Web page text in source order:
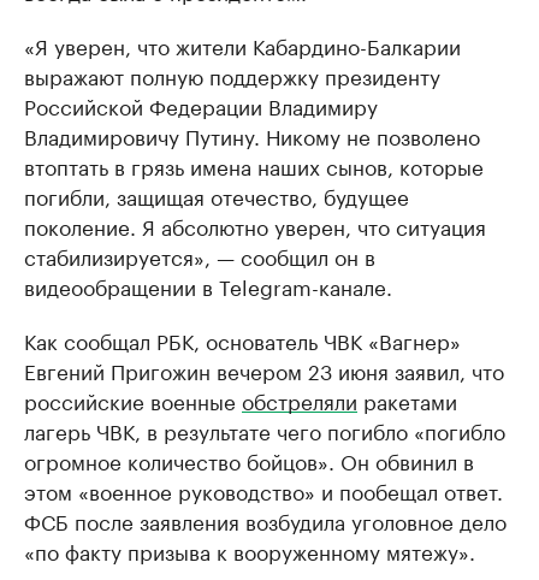
«Я уверен, что жители Кабардино-Балкарии
выражают полную поддержку президенту
Российской Федерации Владимиру
Владимировичу Путину. Никому не позволено
втоптать в грязь имена наших сынов, которые
погибли, защищая отечество, будущее
поколение. Я абсолютно уверен, что ситуация
стабилизируется», — сообщил он в
видеообращении в Telegram-канале.
Как сообщал РБК, основатель ЧВК «Вагнер»
Евгений Пригожин вечером 23 июня заявил, что
российские военные обстреляли ракетами
лагерь ЧВК, в результате чего погибло «погибло
огромное количество бойцов». Он обвинил в
этом «военное руководство» и пообещал ответ.
ФСБ после заявления возбудила уголовное дело
«по факту призыва к вооруженному мятежу».